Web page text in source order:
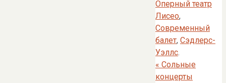
Оперный театр
Лисео,
Современный
балет, Сэдлерс-
Уэллс.
« Сольные
концерты